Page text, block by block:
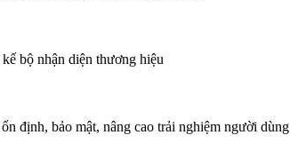
bộ nhận diện thương hiệu
định, bảo mật, nâng cao trải nghiệm người dùng